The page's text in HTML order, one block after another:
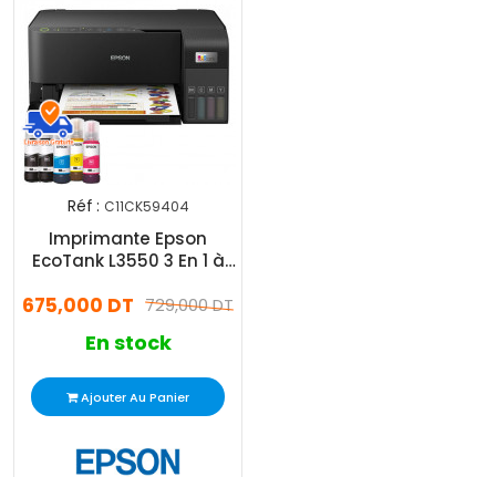
Réf : C11CK59404
Imprimante Epson
EcoTank L3550 3 En 1 à
Couleur Wifi729,000 DT
675,000 DT
En stock
Ajouter Au Panier